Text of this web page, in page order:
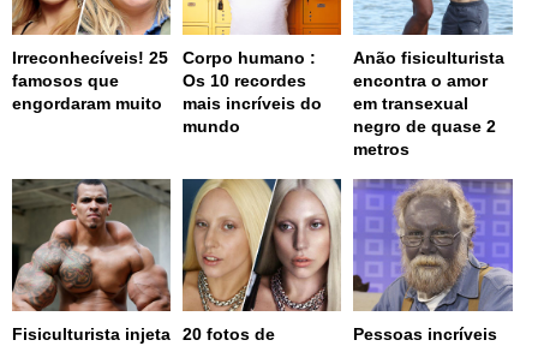
Irreconhecíveis! 25
famosos que
engordaram muito
Corpo humano :
Os 10 recordes
mais incríveis do
mundo
Anão fisiculturista
encontra o amor
em transexual
negro de quase 2
metros
Fisiculturista injeta
20 fotos de
Pessoas incríveis